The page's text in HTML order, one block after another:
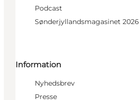
Podcast
Sønderjyllandsmagasinet 2026
Information
Nyhedsbrev
Presse